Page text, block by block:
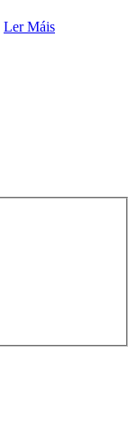
Ler Máis